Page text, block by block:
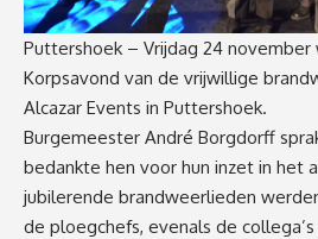
Puttershoek – Vrijdag 24 november
Korpsavond van de vrijwillige
Alcazar Events in Puttershoek.
Burgemeester André Borgdorff
bedankte hen voor hun inzet in het
jubilerende brandweerlieden
de ploegchefs, evenals de